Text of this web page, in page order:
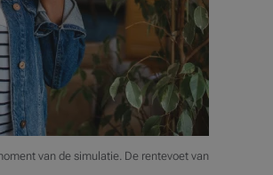
van de simulatie. De rentevoet van